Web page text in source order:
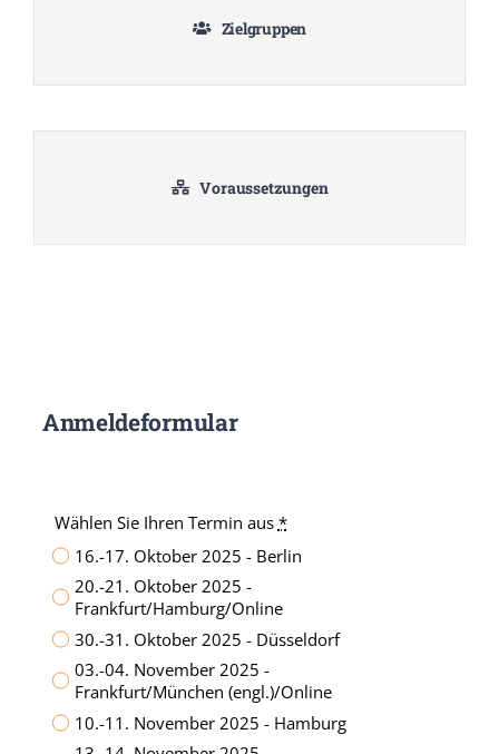
Zielgruppen
Voraussetzungen
Anmeldeformular
Wählen Sie Ihren Termin aus *
16.-17. Oktober 2025 - Berlin
20.-21. Oktober 2025 -
Frankfurt/Hamburg/Online
30.-31. Oktober 2025 - Düsseldorf
03.-04. November 2025 -
Frankfurt/München (engl.)/Online
10.-11. November 2025 - Hamburg